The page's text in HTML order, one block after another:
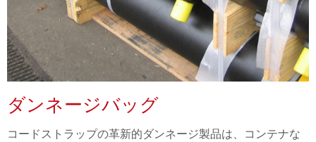
ダンネージバッグ
コードストラップの革新的ダンネージ製品は、コンテナな